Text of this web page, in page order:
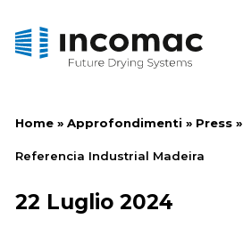
Home» Approfondimenti » Press»
Referencia Industrial Madeira
22 Luglio 2024